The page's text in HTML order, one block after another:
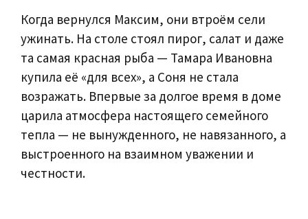
Когда вернулся Максим, они втроём сели
ужинать. На столе стоял пирог, салат и даже
та самая красная рыба — Тамара Ивановна
купила её «для всех», а Соня не стала
возражать. Впервые за долгое время в доме
царила атмосфера настоящего семейного
тепла — не вынужденного, не навязанного, а
выстроенного на взаимном уважении и
честности.